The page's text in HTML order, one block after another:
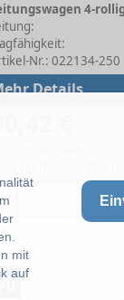
mit
auf
Nr.: 022134-250
Details
Versandkosten